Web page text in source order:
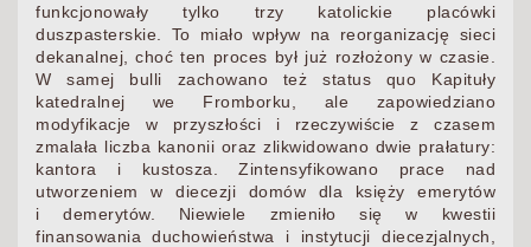
funkcjonowały tylko trzy katolickie placówki
duszpasterskie. To miało wpływ na reorganizację sieci
dekanalnej, choć ten proces był już rozłożony w czasie.
W samej bulli zachowano też status quo Kapituły
katedralnej we Fromborku, ale zapowiedziano
modyfikacje w przyszłości i rzeczywiście z czasem
zmalała liczba kanonii oraz zlikwidowano dwie prałatury:
kantora i kustosza. Zintensyfikowano prace nad
utworzeniem w diecezji domów dla księży emerytów
i demerytów. Niewiele zmieniło się w kwestii
finansowania duchowieństwa i instytucji diecezjalnych,